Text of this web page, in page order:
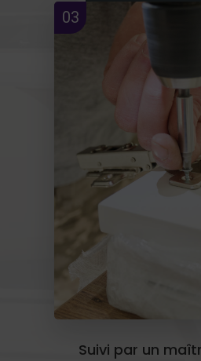
03
Suivi par un